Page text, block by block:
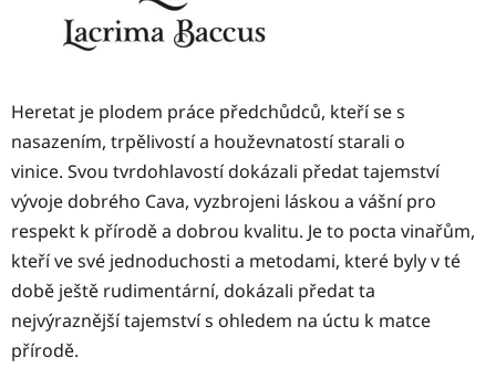
Heretat je plodem práce předchůdců, kteří se s
nasazením, trpělivostí a houževnatostí starali o
vinice. Svou tvrdohlavostí dokázali předat tajemství
vývoje dobrého Cava, vyzbrojeni láskou a vášní pro
respekt k přírodě a dobrou kvalitu. Je to pocta vinařům,
kteří ve své jednoduchosti a metodami, které byly v té
době ještě rudimentární, dokázali předat ta
nejvýraznější tajemství s ohledem na úctu k matce
přírodě.